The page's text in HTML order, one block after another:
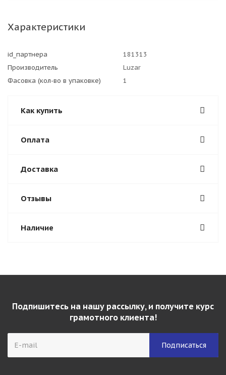
Характеристики
id_партнера
181313
Производитель
Luzar
Фасовка (кол-во в упаковке)
1
Как купить
Оплата
Доставка
Отзывы
Наличие
Подпишитесь на нашу рассылку, и получите курс
грамотного клиента!